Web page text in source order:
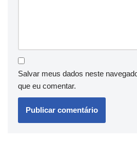
Salvar meus dados neste
que eu comentar.